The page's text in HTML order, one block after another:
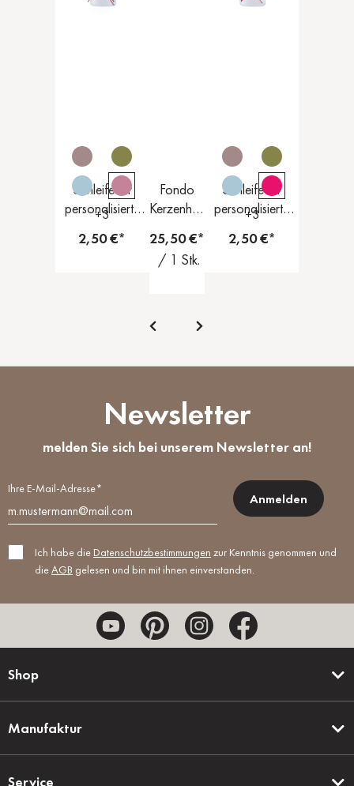
+3
Schleife für
personalisierte
2,50 €*
Fondo
Kerzenhalt
25,50 €*
/ 1 Stk.
+3
Schleife für
personalisierte
2,50 €*
Newsletter
melden Sie sich bei unserem Newsletter an!
Ihre E-Mail-Adresse*
Anmelden
Ich habe die Datenschutzbestimmungen zur Kenntnis genommen und
dieAGB gelesen und bin mit ihnen einverstanden.
Shop
Manufaktur
Service